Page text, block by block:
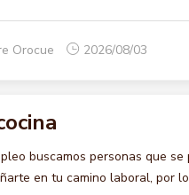
Orocue 2026/08/03
buscamos personas que se
en tu camino laboral, por